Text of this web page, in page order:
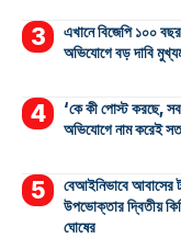
এখানে বিজেপি ১০০
অভিযোগে বড় দাবি
‘কে কী পোস্ট করছে,
অভিযোগে নাম করেই
বেআইনিভাবে আবাসের
উপভোক্তার দ্বিতীয়
ঘোষের